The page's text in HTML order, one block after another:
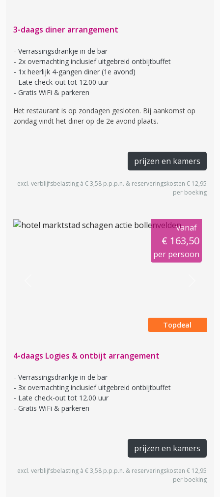
3-daags diner arrangement
Verrassingsdrankje in de bar
2x overnachting inclusief uitgebreid ontbijtbuffet
1x heerlijk 4-gangen diner (1e avond)
Late check-out tot 12.00 uur
Gratis WiFi & parkeren
Het restaurant is op zondagen gesloten. Bij aankomst op
zondag vindt het diner op de 2e avond plaats.
prijzen en kamers
excl. verblijfsbelasting à € 3,58 p.p.p.n. & reserveringskosten € 12,95
per boeking
vanaf
€ 163,50
per persoon
Topdeal
4-daags Logies & ontbijt arrangement
Verrassingsdrankje in de bar
3x overnachting inclusief uitgebreid ontbijtbuffet
Late check-out tot 12.00 uur
Gratis WiFi & parkeren
prijzen en kamers
excl. verblijfsbelasting à € 3,58 p.p.p.n. & reserveringskosten € 12,95
per boeking